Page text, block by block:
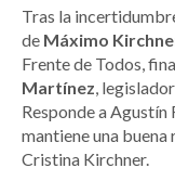
Tras la
de Máximo
Frente de Todos,
Martínez ,
Responde a Agustín
mantiene una
Cristina Kirchner.